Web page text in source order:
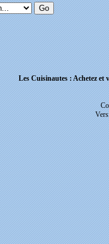
Les Cuisinautes : Achetez et